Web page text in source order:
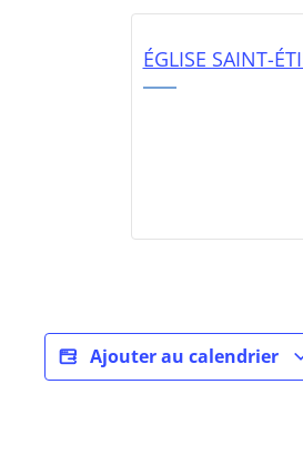
ÉGLISE SAINT-
Ajouter au calendrier